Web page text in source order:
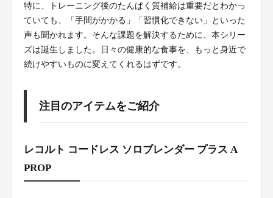
特に、トレーニング後のたんぱく質補給は重要だとわかっ
ていても、「手間がかかる」「習慣化できない」といった
声も聞かれます。そんな課題を解決するために、本シリー
ズは誕生しました。日々の健康的な食事を、もっと身近で
続けやすいものに変えてくれるはずです。
注目のアイテムをご紹介
レコルト コードレス ソロブレンダー プラス A
PROP